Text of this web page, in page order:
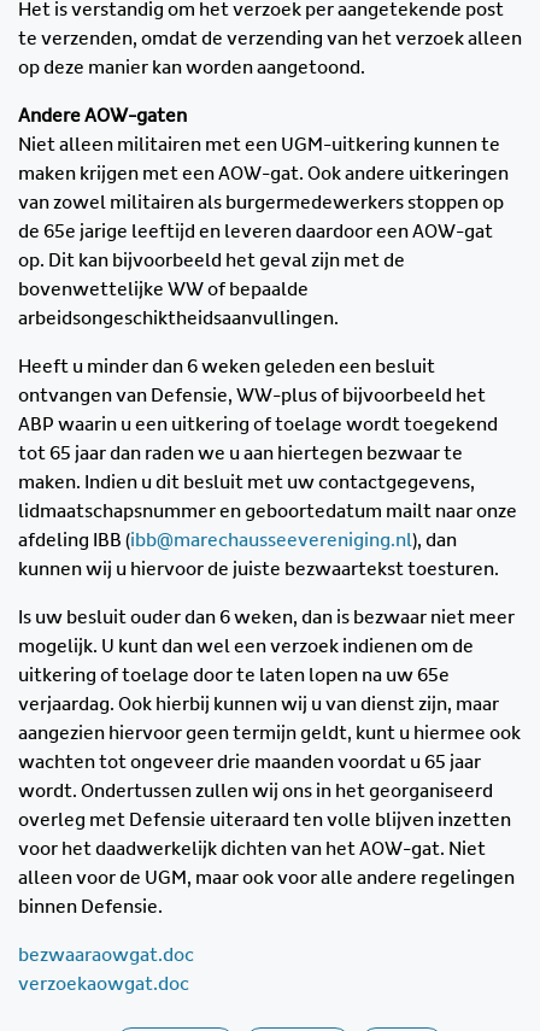
Het is verstandig om het verzoek per aangetekende post
te verzenden, omdat de verzending van het verzoek alleen
op deze manier kan worden aangetoond.
Andere AOW-gaten
Niet alleen militairen met een UGM-uitkering kunnen te
maken krijgen met een AOW-gat. Ook andere uitkeringen
van zowel militairen als burgermedewerkers stoppen op
de 65e jarige leeftijd en leveren daardoor een AOW-gat
op. Dit kan bijvoorbeeld het geval zijn met de
bovenwettelijke WW of bepaalde
arbeidsongeschiktheidsaanvullingen.
Heeft u minder dan 6 weken geleden een besluit
ontvangen van Defensie, WW-plus of bijvoorbeeld het
ABP waarin u een uitkering of toelage wordt toegekend
tot 65 jaar dan raden we u aan hiertegen bezwaar te
maken. Indien u dit besluit met uw contactgegevens,
lidmaatschapsnummer en geboortedatum mailt naar onze
afdeling IBB (ibb@marechausseevereniging.nl ), dan
kunnen wij u hiervoor de juiste bezwaartekst toesturen.
Is uw besluit ouder dan 6 weken, dan is bezwaar niet meer
mogelijk. U kunt dan wel een verzoek indienen om de
uitkering of toelage door te laten lopen na uw 65e
verjaardag. Ook hierbij kunnen wij u van dienst zijn, maar
aangezien hiervoor geen termijn geldt, kunt u hiermee ook
wachten tot ongeveer drie maanden voordat u 65 jaar
wordt. Ondertussen zullen wij ons in het georganiseerd
overleg met Defensie uiteraard ten volle blijven inzetten
voor het daadwerkelijk dichten van het AOW-gat. Niet
alleen voor de UGM, maar ook voor alle andere regelingen
binnen Defensie.
bezwaaraowgat.doc
verzoekaowgat.doc